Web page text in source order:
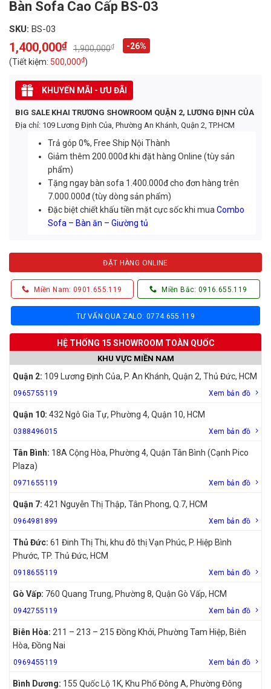
Bàn Sofa Cao Cấp BS-03
SKU: BS-03
1,900,000₫
Original
price
was:
1,900,000₫.
1,400,000₫
Current
price
is:
1,400,000₫.
-26%
(Tiết kiệm: 500,000₫)
KHUYẾN MÃI - ƯU ĐÃI
BIG SALE KHAI TRƯƠNG SHOWROOM QUẬN 2, LƯƠNG ĐỊNH CỦA
Địa chỉ: 109 Lương Định Của, Phường An Khánh, Quận 2, TP.HCM
Trả góp 0%, Free Ship Nội Thành
Giảm thêm 200.000đ khi đặt hàng Online (tùy sản
phẩm)
Tặng ngay bàn sofa 1.400.000đ cho đơn hàng trên
7.000.000đ (tùy dòng sản phẩm)
Đặc biệt chiết khấu tiền mặt cực sốc khi muaCombo
Sofa – Bàn ăn – Giường tủ
ĐẶT HÀNG ONLINE
Miền Nam: 0901.655.119 Miền Bắc: 0916.655.119
TƯ VẤN QUA ZALO: 0774.655.119
HỆ THỐNG 15 SHOWROOM TOÀN QUỐC
KHU VỰC MIỀN NAM
Quận 2: 109 Lương Định Của, P. An Khánh, Quận 2, Thủ Đức, HCM
0965755119 Xem bản đồ
Quận 10: 432 Ngô Gia Tự, Phường 4, Quận 10, HCM
0388496015 Xem bản đồ
Tân Bình: 18A Cộng Hòa, Phường 4, Quận Tân Bình (Cạnh Pico
Plaza)
0971655119 Xem bản đồ
Quận 7: 421 Nguyễn Thị Thập, Tân Phong, Q.7, HCM
0964981899 Xem bản đồ
Thủ Đức: 61 Đinh Thị Thi, khu đô thị Vạn Phúc, P. Hiệp Bình
Phước, TP. Thủ Đức, HCM
0918655119 Xem bản đồ
Gò Vấp: 760 Quang Trung, Phường 8, Quận Gò Vấp, HCM
0942755119 Xem bản đồ
Biên Hòa: 211 – 213 – 215 Đồng Khởi, Phường Tam Hiệp, Biên
Hòa, Đồng Nai
0969455119 Xem bản đồ
Bình Dương: 155 Quốc Lộ 1K, Khu Phố Đông A, Phường Đông